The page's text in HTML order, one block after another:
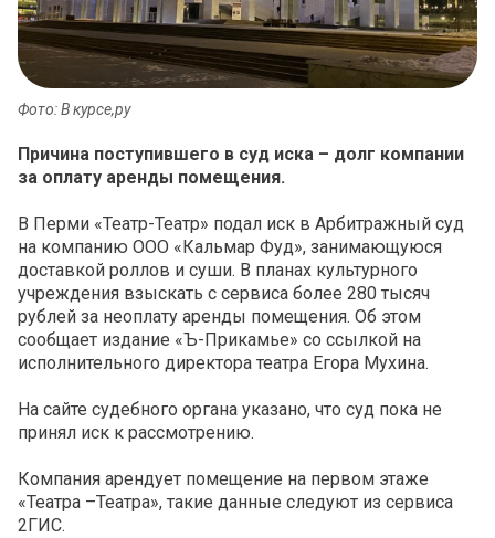
Фото: В курсе,ру
Причина поступившего в суд иска – долг компании
за оплату аренды помещения.
В Перми «Театр-Театр» подал иск в Арбитражный суд
на компанию ООО «Кальмар Фуд», занимающуюся
доставкой роллов и суши. В планах культурного
учреждения взыскать с сервиса более 280 тысяч
рублей за неоплату аренды помещения. Об этом
сообщает издание «Ъ-Прикамье» со ссылкой на
исполнительного директора театра Егора Мухина.
На сайте судебного органа указано, что суд пока не
принял иск к рассмотрению.
Компания арендует помещение на первом этаже
«Театра –Театра», такие данные следуют из сервиса
2ГИС.